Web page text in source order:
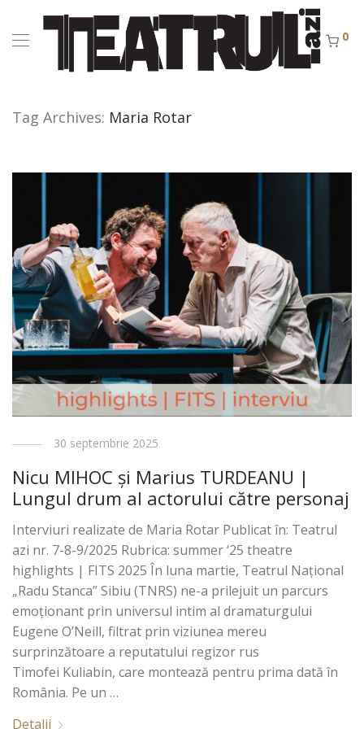
0
Tag Archives: Maria Rotar
30 septembrie 2025
Nicu MIHOC şi Marius TURDEANU |
Lungul drum al actorului către personaj
Interviuri realizate de Maria Rotar Publicat în: Teatrul
azi nr. 7-8-9/2025 Rubrica: summer ‘25 theatre
highlights | FITS 2025 În luna martie, Teatrul Național
„Radu Stanca” Sibiu (TNRS) ne-a prilejuit un parcurs
emoționant prin universul intim al dramaturgului
Eugene O’Neill, filtrat prin viziunea mereu
surprinzătoare a reputatului regizor rus
Timofei Kuliabin, care montează pentru prima dată în
România. Pe un …
Detalii